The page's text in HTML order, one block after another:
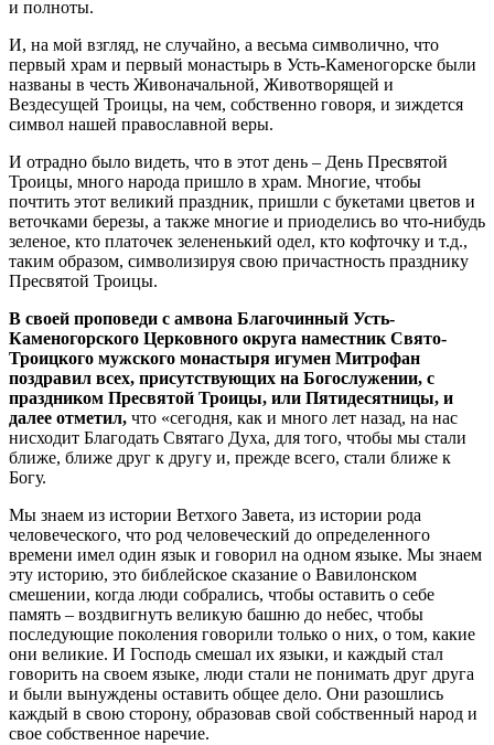
и полноты.
И, на мой взгляд, не случайно, а весьма символично, что
первый храм и первый монастырь в Усть-Каменогорске были
названы в честь Живоначальной, Животворящей и
Вездесущей Троицы, на чем, собственно говоря, и зиждется
символ нашей православной веры.
И отрадно было видеть, что в этот день – День Пресвятой
Троицы, много народа пришло в храм. Многие, чтобы
почтить этот великий праздник, пришли с букетами цветов и
веточками березы, а также многие и приоделись во что-нибудь
зеленое, кто платочек зелененький одел, кто кофточку и т.д.,
таким образом, символизируя свою причастность празднику
Пресвятой Троицы.
В своей проповеди с амвона Благочинный Усть-
Каменогорского Церковного округа наместник Свято-
Троицкого мужского монастыря игумен Митрофан
поздравил всех, присутствующих на Богослужении, с
праздником Пресвятой Троицы, или Пятидесятницы, и
далее отметил, что «сегодня, как и много лет назад, на нас
нисходит Благодать Святаго Духа, для того, чтобы мы стали
ближе, ближе друг к другу и, прежде всего, стали ближе к
Богу.
Мы знаем из истории Ветхого Завета, из истории рода
человеческого, что род человеческий до определенного
времени имел один язык и говорил на одном языке. Мы знаем
эту историю, это библейское сказание о Вавилонском
смешении, когда люди собрались, чтобы оставить о себе
память – воздвигнуть великую башню до небес, чтобы
последующие поколения говорили только о них, о том, какие
они великие. И Господь смешал их языки, и каждый стал
говорить на своем языке, люди стали не понимать друг друга
и были вынуждены оставить общее дело. Они разошлись
каждый в свою сторону, образовав свой собственный народ и
свое собственное наречие.